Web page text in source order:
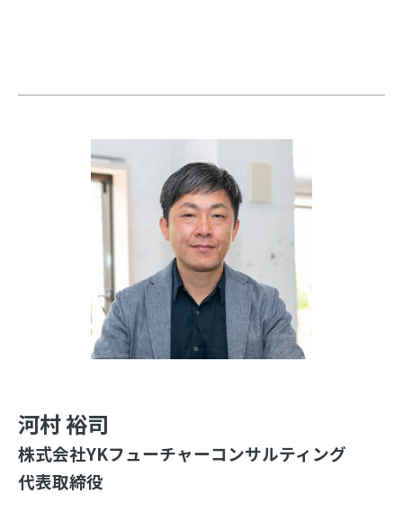
河村 裕司
株式会社YKフューチャーコンサルティング
代表取締役